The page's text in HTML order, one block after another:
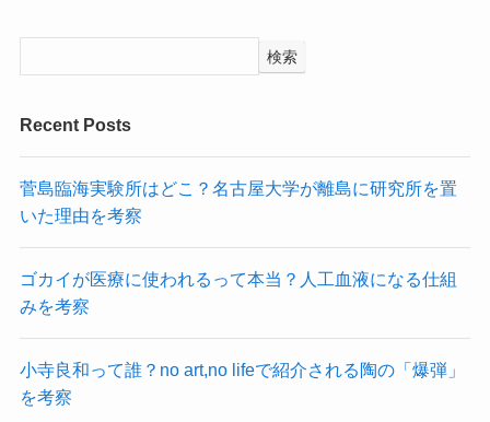
検索
Recent Posts
菅島臨海実験所はどこ？名古屋大学が離島に研究所を置
いた理由を考察
ゴカイが医療に使われるって本当？人工血液になる仕組
みを考察
小寺良和って誰？no art,no lifeで紹介される陶の「爆弾」
を考察